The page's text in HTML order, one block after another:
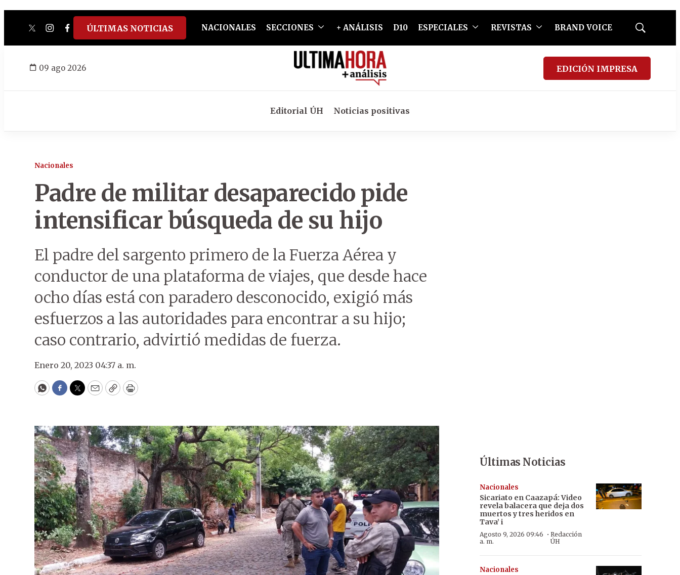
twitterinstagram
facebook
tiktokyoutube
spotify
ÚLTIMAS NOTICIAS NACIONALES SECCIONES + ANÁLISIS D10 ESPECIALES REVISTAS BRAND VOICE
Mostrar
09 ago 2026 EDICIÓN IMPRESA
Editorial ÚH Noticias positivas
Nacionales
Padre de militar desaparecido pide
intensificar búsqueda de su hijo
El padre del sargento primero de la Fuerza Aérea y
conductor de una plataforma de viajes, que desde hace
ocho días está con paradero desconocido, exigió más
esfuerzos a las autoridades para encontrar a su hijo;
caso contrario, advirtió medidas de fuerza.
Enero 20, 2023 04:37 a. m.
WhatsApp
Facebook
Twitter
EmailCopyPrint
Últimas Noticias
Nacionales
Sicariato en Caazapá: Video
revela balacera que deja dos
muertos y tres heridos en
Tava’ i
Agosto 9, 2026 09:46
a. m.
·Redacción
ÚH
Nacionales